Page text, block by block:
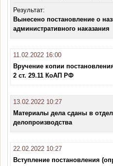
Результат:
Вынесено постановление о
административного наказания
11.02.2022 16:00
Вручение копии
2 ст. 29.11 КоАП РФ
13.02.2022 10:27
Материалы дела сданы в
делопроизводства
22.02.2022 10:27
Вступление постановления